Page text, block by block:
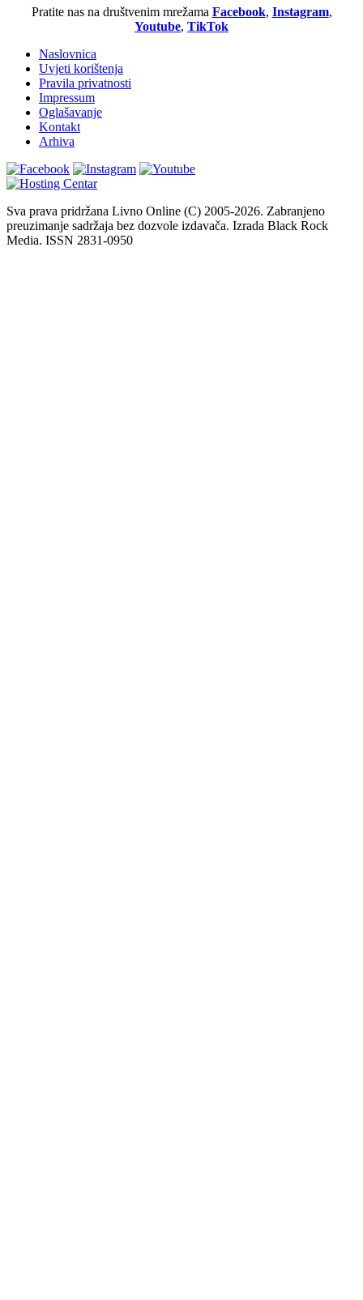
Pratite nas na društvenim mrežama Facebook, Instagram,
Youtube, TikTok
Naslovnica
Uvjeti korištenja
Pravila privatnosti
Impressum
Oglašavanje
Kontakt
Arhiva
Sva prava pridržana Livno Online (C) 2005-2026. Zabranjeno
preuzimanje sadržaja bez dozvole izdavača. Izrada Black Rock
Media. ISSN 2831-0950